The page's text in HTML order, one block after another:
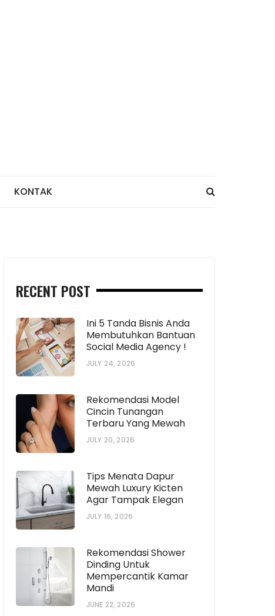
KONTAK
RECENT POST
Ini 5 Tanda Bisnis Anda
Membutuhkan Bantuan
Social Media Agency !
JULY 24, 2026
Rekomendasi Model
Cincin Tunangan
Terbaru Yang Mewah
JULY 20, 2026
Tips Menata Dapur
Mewah Luxury Kicten
Agar Tampak Elegan
JULY 16, 2026
Rekomendasi Shower
Dinding Untuk
Mempercantik Kamar
Mandi
JUNE 22, 2026